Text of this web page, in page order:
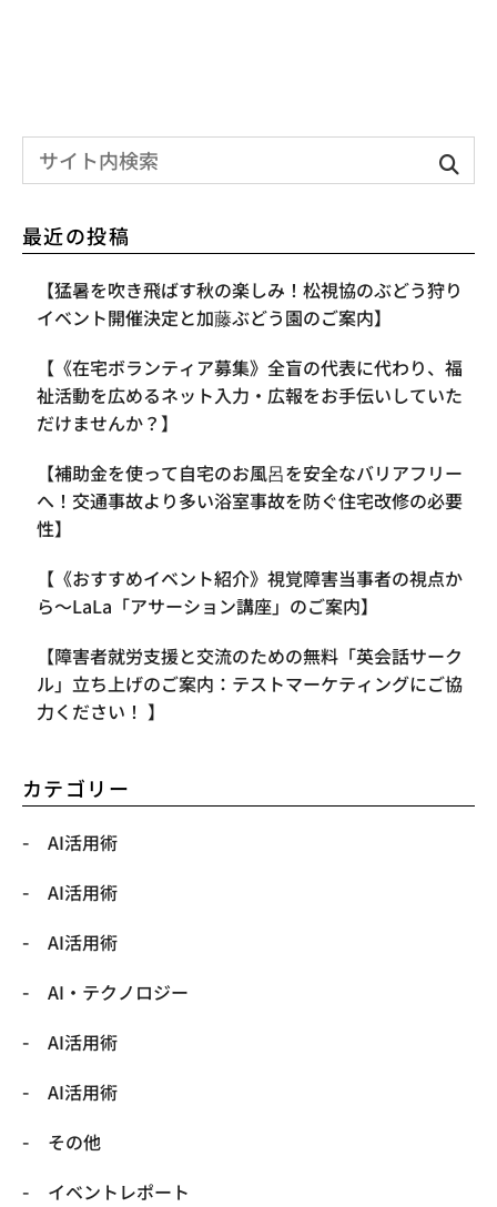
最近の投稿
【​猛暑を吹き飛ばす秋の楽しみ！松視協のぶどう狩り
イベント開催決定と加藤ぶどう園のご案内】
【《在宅ボランティア募集》全盲の代表に代わり、福
祉活動を広めるネット入力・広報をお手伝いしていた
だけませんか？】
【補助金を使って自宅のお風呂を安全なバリアフリー
へ！交通事故より多い浴室事故を防ぐ住宅改修の必要
性】
【《おすすめイベント紹介》視覚障害当事者の視点か
ら〜LaLa「アサーション講座」のご案内】
【​障害者就労支援と交流のための無料「英会話サーク
ル」立ち上げのご案内：テストマーケティングにご協
力ください！ 】
カテゴリー
AI活用術
AI活用術
AI活用術
​AI・テクノロジー
​AI活用術
​AI活用術
​その他
​イベントレポート